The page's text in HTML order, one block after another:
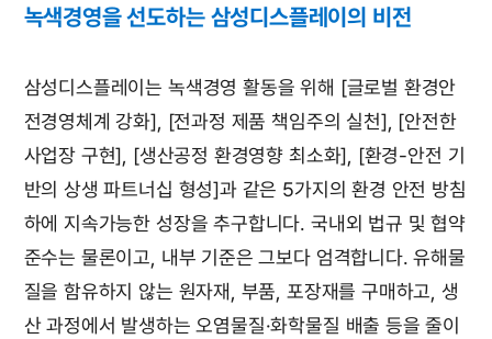
녹색경영을 선도하는 삼성디스플레이의 비전
삼성디스플레이는 녹색경영 활동을 위해 [글로벌 환경안
전경영체계 강화], [전과정 제품 책임주의 실천], [안전한
사업장 구현], [생산공정 환경영향 최소화], [환경-안전 기
반의 상생 파트너십 형성]과 같은 5가지의 환경 안전 방침
하에 지속가능한 성장을 추구합니다. 국내외 법규 및 협약
준수는 물론이고, 내부 기준은 그보다 엄격합니다. 유해물
질을 함유하지 않는 원자재, 부품, 포장재를 구매하고, 생
산 과정에서 발생하는 오염물질·화학물질 배출 등을 줄이